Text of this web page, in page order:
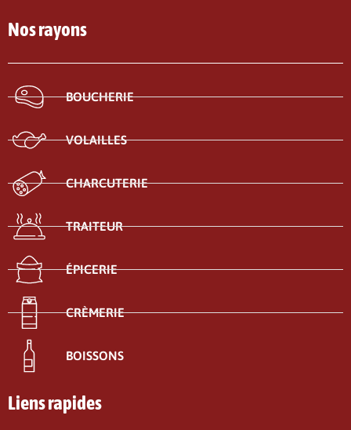
Nos rayons
BOUCHERIE
VOLAILLES
CHARCUTERIE
TRAITEUR
ÉPICERIE
CRÈMERIE
BOISSONS
Liens rapides